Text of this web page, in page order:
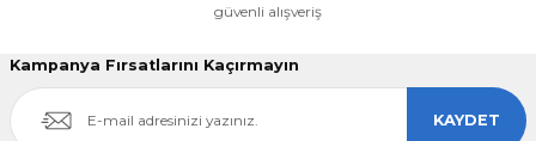
güvenli alışveriş
Kampanya Fırsatlarını Kaçırmayın
KAYDET